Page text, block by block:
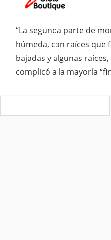
“La segunda parte de
húmeda, con raíces que
bajadas y algunas
complicó a la mayoría